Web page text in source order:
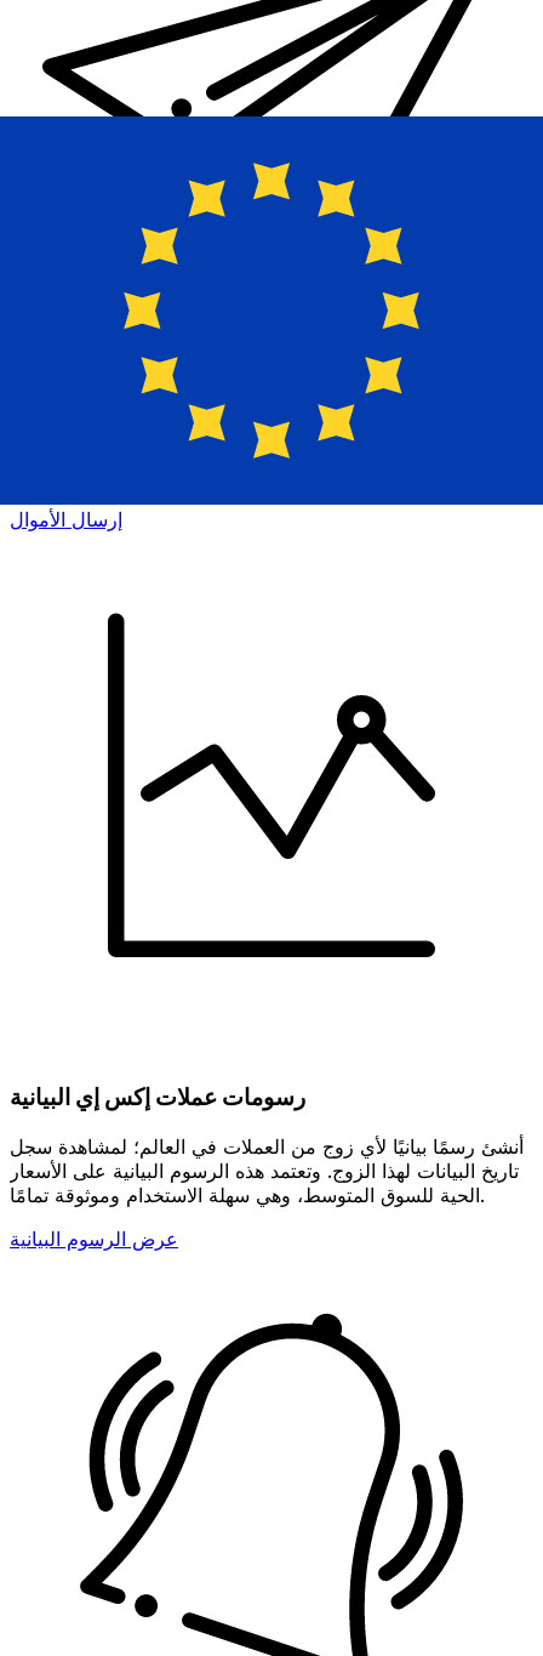
إكس إي (Xe) لتحويلات الأموال الدولية
أرسل المال عبر الإنترنت بسرعة وسهولة وأمان. تتبع مباشر
إرسال الأموال
رسومات عملات إكس إي البيانية
أنشئ رسمًا بيانيًا لأي زوج من العملات في العالم؛ لمشاهدة سجل
تاريخ البيانات لهذا الزوج. وتعتمد هذه الرسوم البيانية على الأسعار
الحية للسوق المتوسط، وهي سهلة الاستخدام وموثوقة تمامًا.
عرض الرسوم البيانية